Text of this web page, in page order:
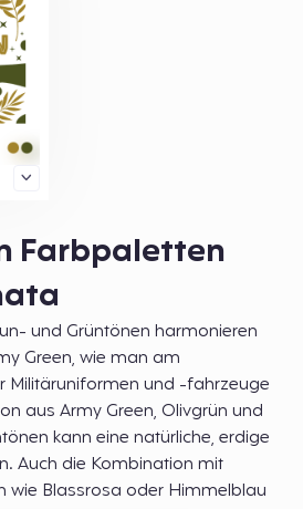
Farbpaletten
und Grüntönen harmonieren
Green, wie man am
Militäruniformen und -fahrzeuge
aus Army Green, Olivgrün und
kann eine natürliche, erdige
Auch die Kombination mit
wie Blassrosa oder Himmelblau